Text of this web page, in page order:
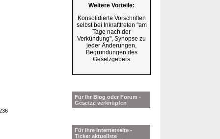
Weitere Vorteile:
Konsolidierte Vorschriften
selbst bei Inkrafttreten "am
Tage nach der
Verkündung", Synopse zu
jeder Änderungen,
Begründungen des
Gesetzgebers
Für Ihr Blog oder Forum -
Gesetze verknüpfen
Für Ihre Internetseite -
Ticker aktuellste